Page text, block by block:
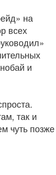
на
всех
и
так и
чуть позже